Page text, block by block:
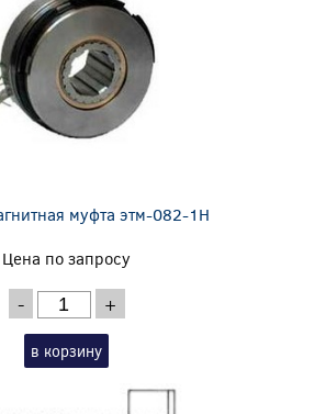
муфта этм-082-1Н
Цена по запросу
- +
в корзину